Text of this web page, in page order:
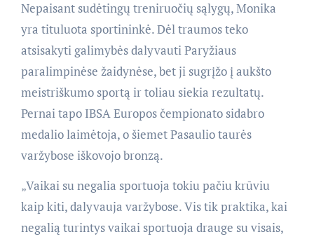
Nepaisant sudėtingų treniruočių sąlygų, Monika
yra tituluota sportininkė. Dėl traumos teko
atsisakyti galimybės dalyvauti Paryžiaus
paralimpinėse žaidynėse, bet ji sugrįžo į aukšto
meistriškumo sportą ir toliau siekia rezultatų.
Pernai tapo IBSA Europos čempionato sidabro
medalio laimėtoja, o šiemet Pasaulio taurės
varžybose iškovojo bronzą.
„Vaikai su negalia sportuoja tokiu pačiu krūviu
kaip kiti, dalyvauja varžybose. Vis tik praktika, kai
negalią turintys vaikai sportuoja drauge su visais,